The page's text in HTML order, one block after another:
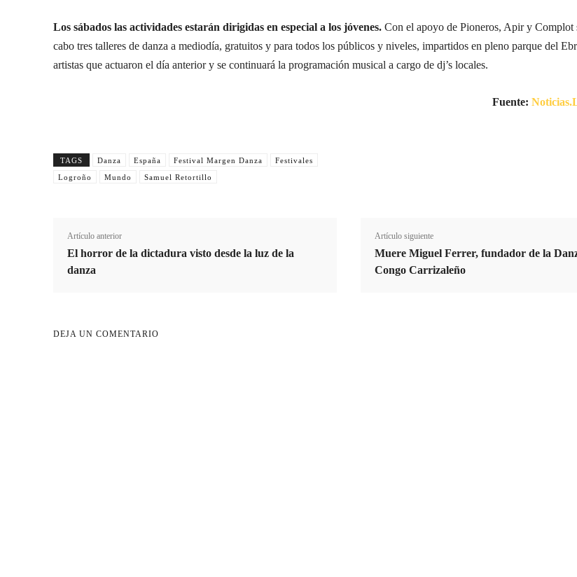
Los sábados las actividades estarán dirigidas en especial a los jóvenes. Con el apoyo de Pioneros, Apir y Complot
cabo tres talleres de danza a mediodía, gratuitos y para todos los públicos y niveles, impartidos en pleno parque del
artistas que actuaron el día anterior y se continuará la programación musical a cargo de dj’s locales.
Fuente:
TAGS Danza España Festival Margen Danza
Festivales
Logroño
Mundo Samuel Retortillo
Artículo anterior
El horror de la dictadura visto desde la luz de la
danza
Artículo siguiente
Muere Miguel Ferrer, fundador de la
Congo Carrizaleño
DEJA UN COMENTARIO